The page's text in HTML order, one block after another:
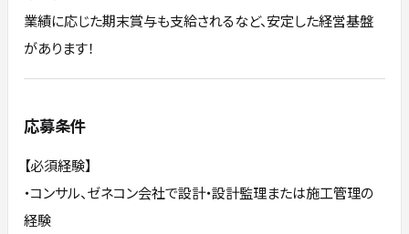
業績に応じた期末賞与も支給されるなど、安定した経営基盤
があります！
応募条件
【必須経験】
・コンサル、ゼネコン会社で設計・設計監理または施工管理の
経験